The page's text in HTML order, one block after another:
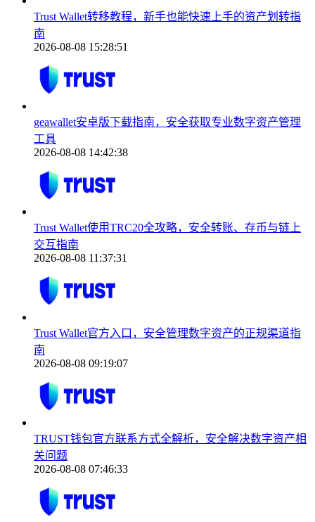
Trust Wallet转移教程，新手也能快速上手的资产划转指
南
2026-08-08 15:28:51
geawallet安卓版下载指南，安全获取专业数字资产管理
工具
2026-08-08 14:42:38
Trust Wallet使用TRC20全攻略，安全转账、存币与链上
交互指南
2026-08-08 11:37:31
Trust Wallet官方入口，安全管理数字资产的正规渠道指
南
2026-08-08 09:19:07
TRUST钱包官方联系方式全解析，安全解决数字资产相
关问题
2026-08-08 07:46:33